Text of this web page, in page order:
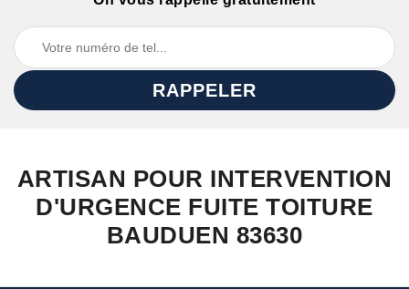
ARTISAN POUR INTERVENTION
D'URGENCE FUITE TOITURE
BAUDUEN 83630